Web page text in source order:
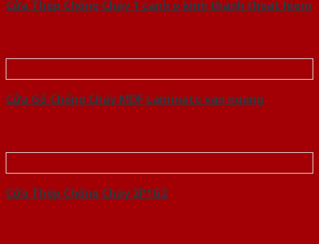
Cửa Thép Chống Cháy 1 canh o kinh thanh thoat hiem
Cửa Gỗ Chống Cháy MDF Laminate van ngang
Cửa Thép Chống Cháy 2P1G2